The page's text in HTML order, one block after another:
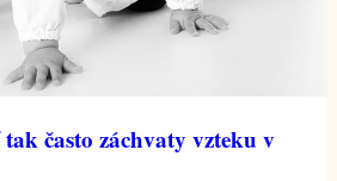
často záchvaty vzteku v